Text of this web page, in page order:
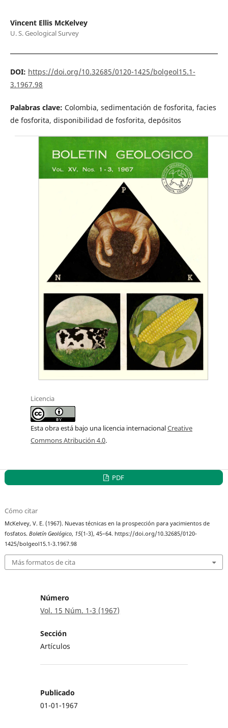
Vincent Ellis McKelvey
U. S. Geological Survey
DOI: https://doi.org/10.32685/0120-1425/bolgeol15.1-
3.1967.98
Palabras clave: Colombia, sedimentación de fosforita, facies
de fosforita, disponibilidad de fosforita, depósitos
Licencia
Esta obra está bajo una licencia internacionalCreative
Commons Atribución 4.0.
PDF
Cómo citar
McKelvey, V. E. (1967). Nuevas técnicas en la prospección para yacimientos de
fosfatos.Boletín Geológico, 15(1-3), 45–64. https://doi.org/10.32685/0120-
1425/bolgeol15.1-3.1967.98
Más formatos de cita
Número
Vol. 15 Núm. 1-3 (1967)
Sección
Artículos
Publicado
01-01-1967